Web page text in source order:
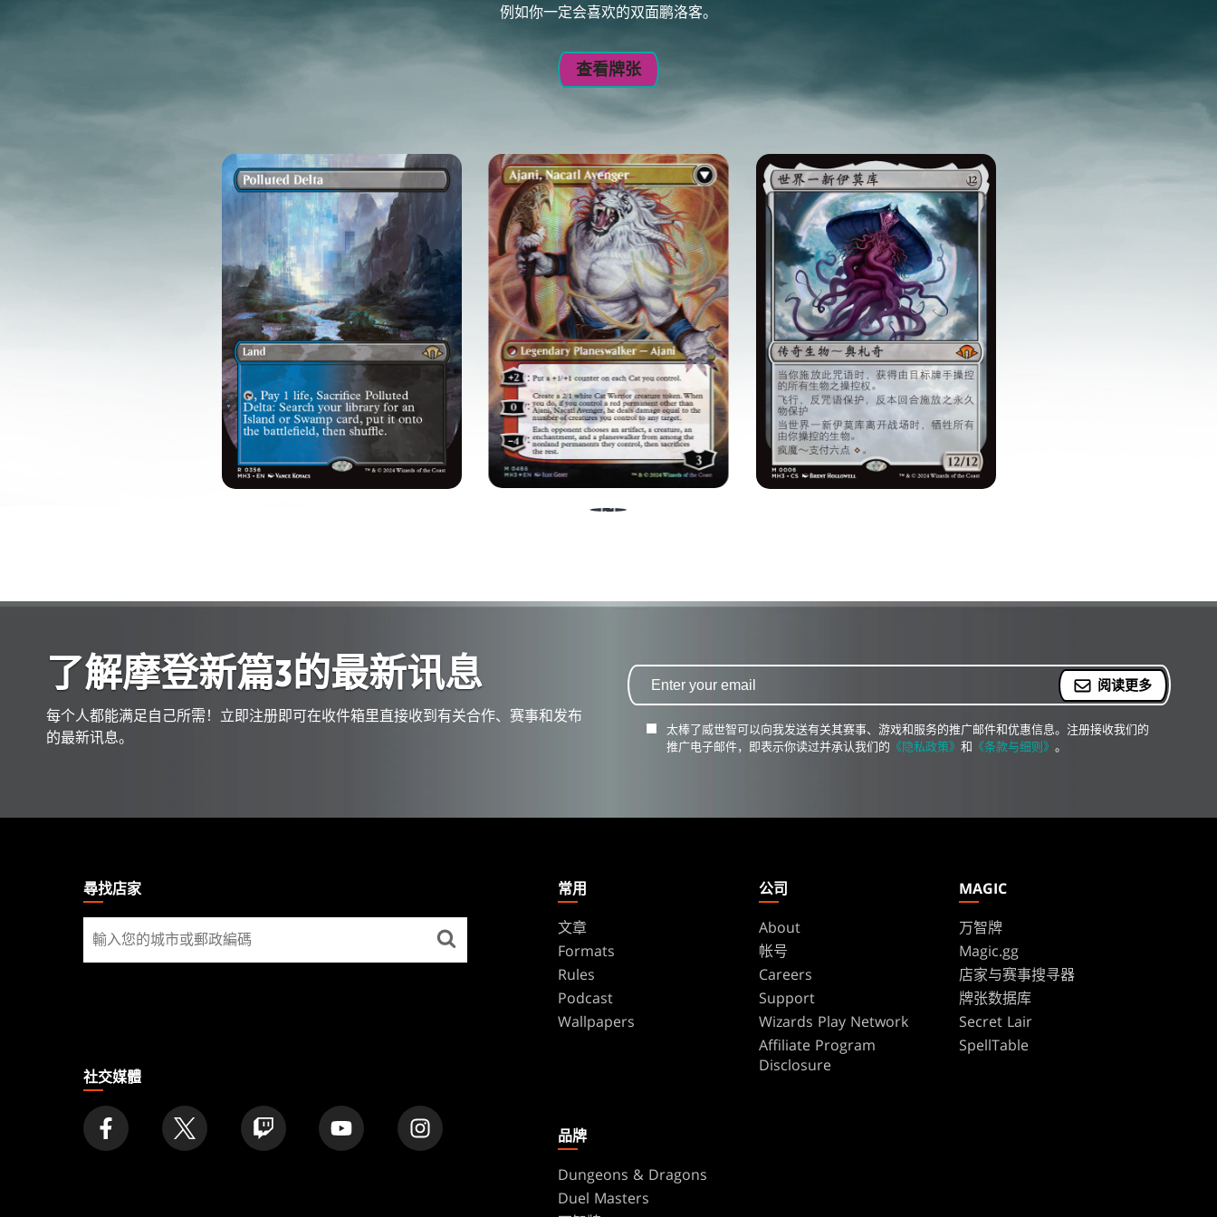
例如你一定会喜欢的双面鹏洛客。
查看牌张
了解摩登新篇3的最新讯息
每个人都能满足自己所需！立即注册即可在收件箱里直接收到有关合作、赛事和发布
的最新讯息。
阅读更多
太棒了威世智可以向我发送有关其赛事、游戏和服务的推广邮件和优惠信息。注册接收我们的
推广电子邮件，即表示你读过并承认我们的 《隐私政策》 和 《条款与细则》 。
GATHERING尋找店家
尋
找
社交媒體
常用
文章
Formats
Rules
Podcast
Wallpapers
公司
About
帐号
Careers
Support
Wizards Play Network
Affiliate Program
Disclosure
MAGIC
万智牌
Magic.gg
店家与赛事搜寻器
牌张数据库
Secret Lair
SpellTable
品牌
Dungeons & Dragons
Duel Masters